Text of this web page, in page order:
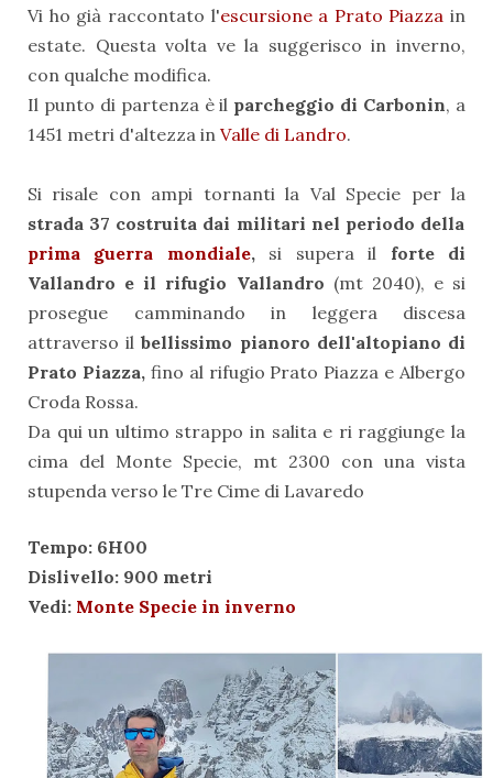
Vi ho già raccontato l'escursione a Prato Piazza in
estate. Questa volta ve la suggerisco in inverno,
con qualche modifica.
Il punto di partenza è il parcheggio di Carbonin, a
1451 metri d'altezza in Valle di Landro.
Si risale con ampi tornanti la Val Specie per la
strada 37 costruita dai militari nel periodo della
prima guerra mondiale,si supera il forte di
Vallandro e il rifugio Vallandro (mt 2040), e si
prosegue camminando in leggera discesa
attraverso ilbellissimo pianoro dell'altopiano di
Prato Piazza,fino al rifugio Prato Piazza e Albergo
Croda Rossa.
Da qui un ultimo strappo in salita e ri raggiunge la
cima del Monte Specie, mt 2300 con una vista
stupenda verso le Tre Cime di Lavaredo
Tempo: 6H00
Dislivello: 900 metri
Vedi: Monte Specie in inverno